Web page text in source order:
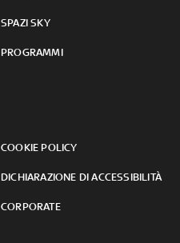
SPAZI SKY
PROGRAMMI
COOKIE POLICY
DICHIARAZIONE DI ACCESSIBILITÀ
CORPORATE